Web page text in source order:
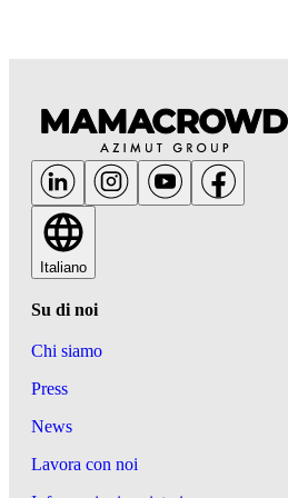
Italiano
Su di noi
Chi siamo
Press
News
Lavora con noi